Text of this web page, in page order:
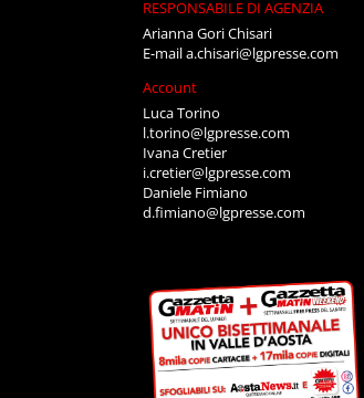
RESPONSABILE DI AGENZIA
Arianna Gori Chisari
E-maila.chisari@lgpresse.com
Account
Luca Torino
l.torino@lgpresse.com
Ivana Cretier
i.cretier@lgpresse.com
Daniele Fimiano
d.fimiano@lgpresse.com